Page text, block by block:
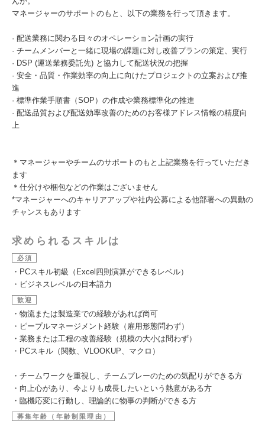
マネージャーのサポートのもと、以下の業務を行って頂きます。
· 配送業務に関わる日々のオペレーション計画の実行
· チームメンバーと一緒に現場の課題に対し改善プランの策定、実行
· DSP (運送業務委託先) と協力して配送状況の把握
· 安全・品質・作業効率の向上に向けたプロジェクトの立案および推
進
· 標準作業手順書（SOP）の作成や業務標準化の推進
· 配送品質および配送効率改善のためのお客様アドレス情報の精度向
上
＊マネージャーやチームのサポートのもと上記業務を行っていただき
ます
＊仕分けや梱包などの作業はございません
*マネージャーへのキャリアアップや社内公募による他部署への異動の
チャンスもあります
求められるスキルは
必須
・PCスキル初級（Excel四則演算ができるレベル）
・ビジネスレベルの日本語力
歓迎
・物流または製造業での経験があれば尚可
・ピープルマネージメント経験（雇用形態問わず）
・業務または工程の改善経験（規模の大小は問わず）
・PCスキル（関数、VLOOKUP、マクロ）
・チームワークを重視し、チームプレーのための気配りができる方
・向上心があり、今よりも成長したいという熱意がある方
・臨機応変に行動し、理論的に物事の判断ができる方
募集年齢（年齢制限理由）